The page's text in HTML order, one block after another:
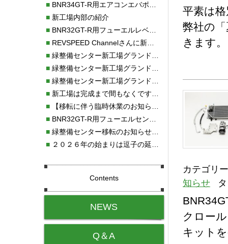
平素は
弊社の
きます
カテゴリ
知らせ
クロー
キット
■BNR34GT-R用エアコンエバポレーターを新発売！！
■新工場内部の紹介
■BNR32GT-R用フューエルレベルセンサー新発売！！
■REVSPEED Channelさんに新社屋を紹介していただきました!!
■緑整備センター新工場グランドオープン・続報
■緑整備センター新工場グランドオープン
■緑整備センター新工場グランドオープンのお知らせ！！
■新工場は完成まで間もなくです！！
■【移転に伴う臨時休業のお知らせ】
■BNR32GT-R用フューエルセンサー新発売!!
■緑整備センター移転のお知らせ！！
■２０２６年の始まりは逗子の延命寺に行きました。
Contents
NEWS
Q＆A